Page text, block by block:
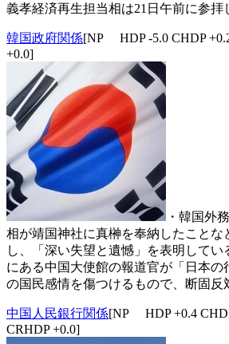
義孝経済再生担当相は21日午前に参拝
韓国政府関係[NP HDP -5.0 CHDP
+0.0]
・韓国外
相が靖国神社に真榊を奉納したことな
し、「深い失望と遺憾」を表明して
にある中国大使館の報道官が「日本の
の国民感情を傷つけるもので、断固反
中国人民銀行関係[NP HDP +0.4
CRHDP +0.0]